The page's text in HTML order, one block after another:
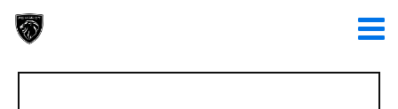
Passer
au